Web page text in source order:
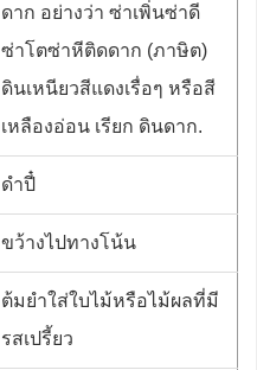
ดาก อย่างว่า ซ่าเพิ่นซ่าดี
ซ่าโตซ่าหีติดดาก (ภาษิต)
ดินเหนียวสีแดงเรื่อๆ หรือสี
เหลืองอ่อน เรียก ดินดาก.
ดำปี๋
ขว้างไปทางโน้น
ต้มยำใส่ใบไม้หรือไม้ผลที่มี
รสเปรี้ยว